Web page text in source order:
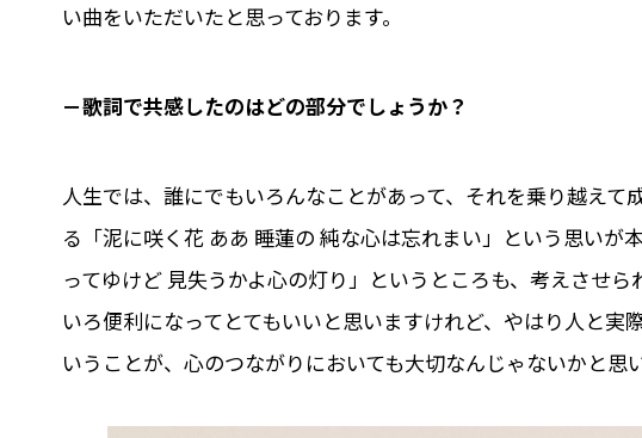
い曲をいただいたと思っております。
－歌詞で共感したのはどの部分でしょうか？
人生では、誰にでもいろんなことがあって、それを乗り越え
る「泥に咲く花 ああ 睡蓮の 純な心は忘れまい」という思いが
ってゆけど 見失うかよ心の灯り」というところも、考えさせ
いろ便利になってとてもいいと思いますけれど、やはり人と実
いうことが、心のつながりにおいても大切なんじゃないかと思い